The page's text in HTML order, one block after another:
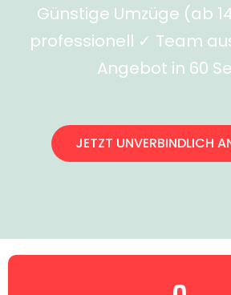
Günstige Umzüge (ab
professionell ✓ Team
Angebot in 60
JETZT UNVERBINDLICH